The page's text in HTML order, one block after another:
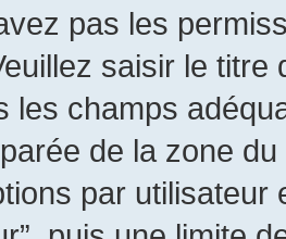
pas les
saisir le
les champs
de la zone
par